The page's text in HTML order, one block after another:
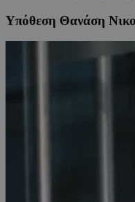
Υπόθεση Θανάση